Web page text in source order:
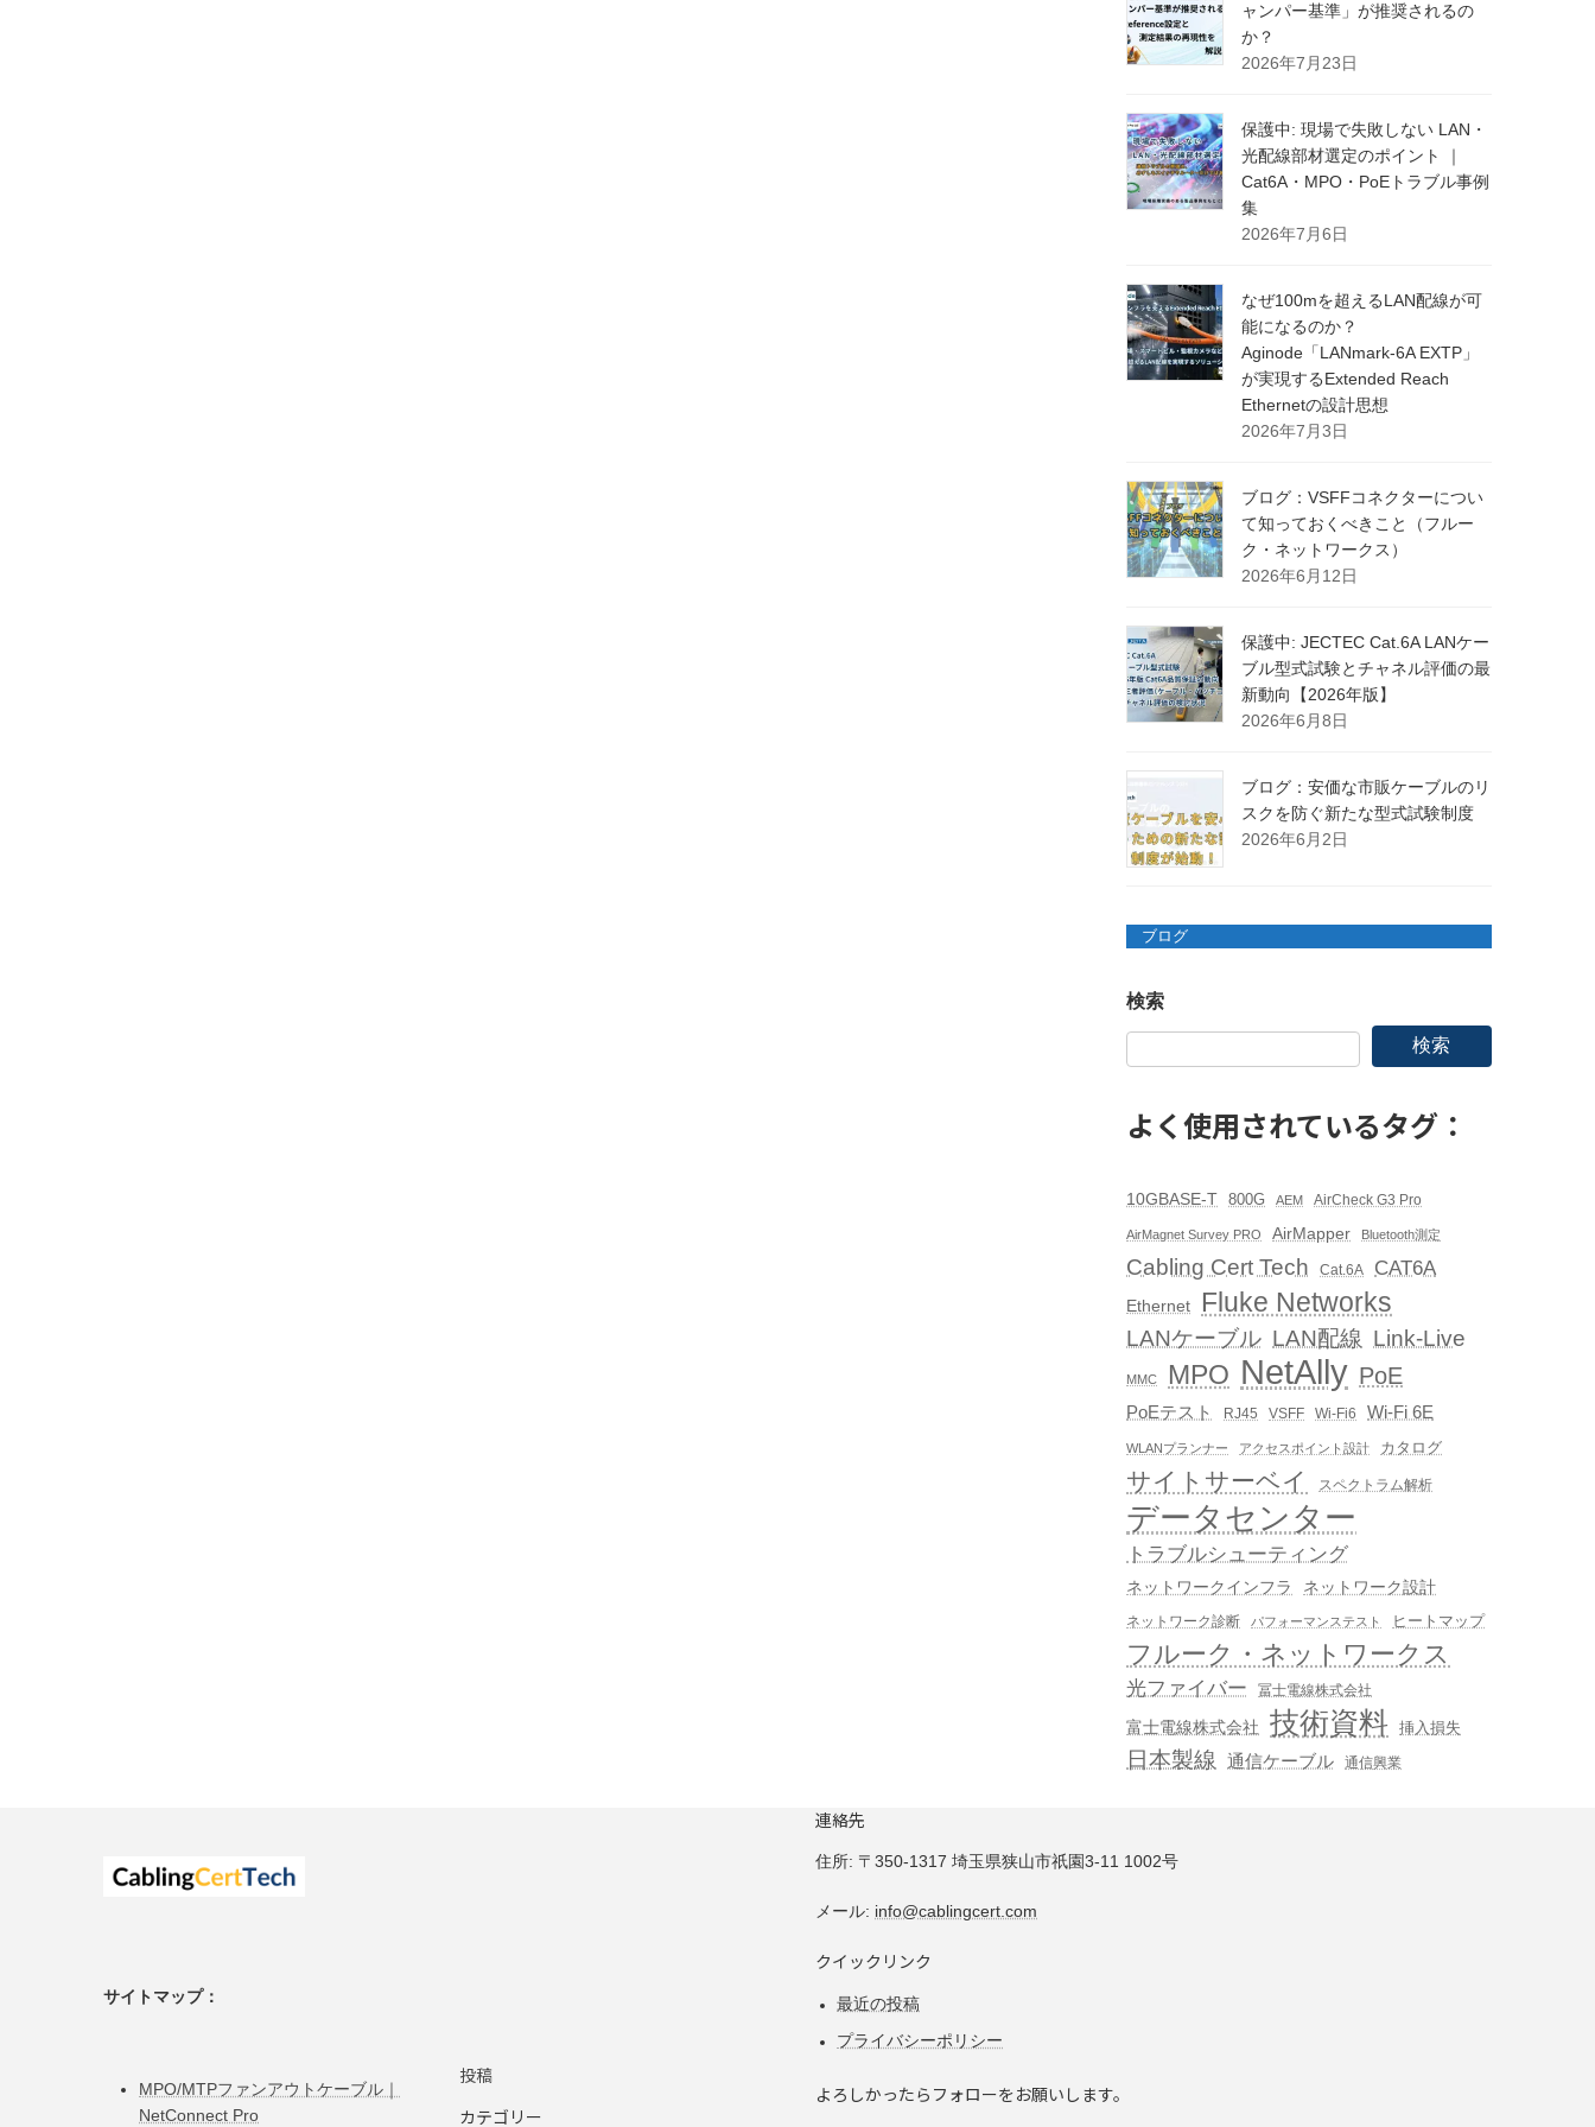
ャンパー基準」が推奨されるの
か？
2026年7月23日
保護中: 現場で失敗しない LAN・
光配線部材選定のポイント ｜
Cat6A・MPO・PoEトラブル事例
集
2026年7月6日
なぜ100mを超えるLAN配線が可
能になるのか？
Aginode「LANmark-6A EXTP」
が実現するExtended Reach
Ethernetの設計思想
2026年7月3日
ブログ：VSFFコネクターについ
て知っておくべきこと（フルー
ク・ネットワークス）
2026年6月12日
保護中: JECTEC Cat.6A LANケー
ブル型式試験とチャネル評価の最
新動向【2026年版】
2026年6月8日
ブログ：安価な市販ケーブルのリ
スクを防ぐ新たな型式試験制度
2026年6月2日
ブログ
検索
検索
よく使用されているタグ：
10GBASE-T 800G AEM AirCheck G3 Pro
AirMagnet Survey PRO AirMapper Bluetooth測定
Cabling Cert Tech Cat.6A CAT6A
Ethernet Fluke Networks
LANケーブル LAN配線 Link-Live
MMC MPO NetAlly PoE
PoEテスト RJ45 VSFF Wi-Fi6 Wi-Fi 6E
WLANプランナー アクセスポイント設計 カタログ
サイトサーベイ スペクトラム解析
データセンター
トラブルシューティング
ネットワークインフラ ネットワーク設計
ネットワーク診断 パフォーマンステスト ヒートマップ
フルーク・ネットワークス
光ファイバー 冨士電線株式会社
富士電線株式会社 技術資料 挿入損失
日本製線 通信ケーブル 通信興業
サイトマップ：
MPO/MTPファンアウトケーブル｜
NetConnect Pro
投稿
カテゴリー
連絡先
住所: 〒350-1317 埼玉県狭山市祇園3-11 1002号
メール: info@cablingcert.com
クイックリンク
最近の投稿
プライバシーポリシー
よろしかったらフォローをお願いします。